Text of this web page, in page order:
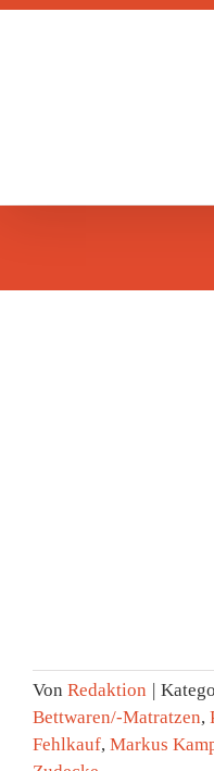
Zum
Von Redaktion |
Bettwaren/-Matratzen,
Fehlkauf, Markus